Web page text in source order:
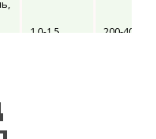
1,0-1,5 200-400
положительных